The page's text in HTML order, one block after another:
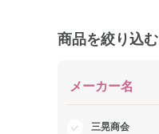
商品を絞り込む
メーカー名
三晃商会